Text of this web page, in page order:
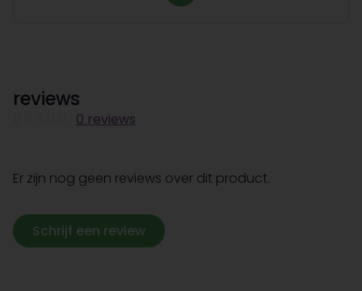
reviews
0 reviews
Er zijn nog geen reviews over dit product.
Schrijf een review